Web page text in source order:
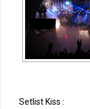
Setlist Kiss :